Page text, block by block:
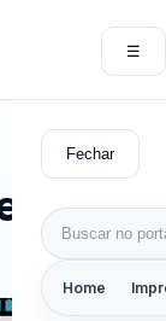
☰
Fechar
Buscar por:
Home